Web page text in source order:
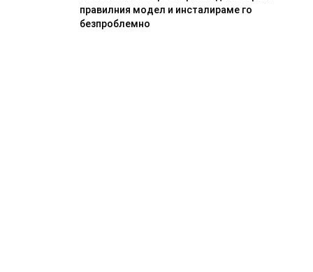
правилния модел и инсталираме го
безпроблемно